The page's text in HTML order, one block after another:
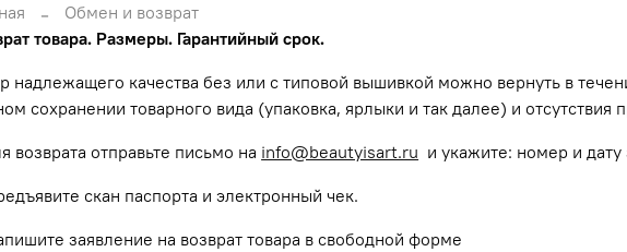
Обмен и возврат
товара. Размеры. Гарантийный срок.
надлежащего качества без или с типовой вышивкой можно вернуть в
сохранении товарного вида (упаковка, ярлыки и так далее) и отсутствия
возврата отправьте письмо на info@beautyisart.ru и укажите: номер и
скан паспорта и электронный чек.
заявление на возврат товара в свободной форме